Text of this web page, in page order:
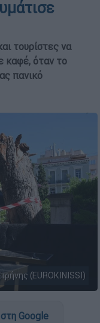
τουρίστες να
καφέ, όταν το
πανικό
(EUROKINISSI)
Google